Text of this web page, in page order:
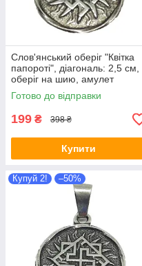
Слов'янський оберіг "Квітка
папороті", діагональ: 2,5 см,
оберіг на шию, амулет
Готово до відправки
199 ₴ 398 ₴
Купити
Купуй 2! –50%